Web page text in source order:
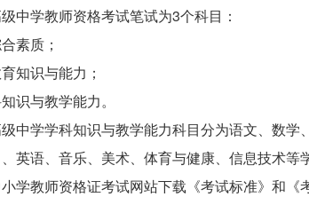
中学教师资格考试笔试为3个科目：
素质；
知识与能力；
识与教学能力。
中学学科知识与教学能力科目分为语文、数
英语、音乐、美术、体育与健康、信息技术等
学教师资格证考试网站下载《考试标准》和《